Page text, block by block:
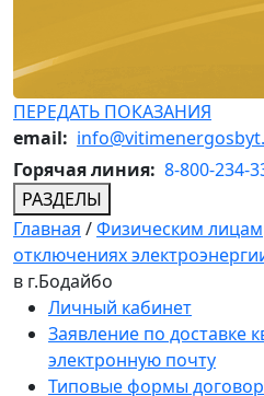
ПЕРЕДАТЬ ПОКАЗАНИЯ
email:
Горячая линия: 8-800-234-
РАЗДЕЛЫ
Главная /Физическим лицам
отключениях
в г.Бодайбо
Личный кабинет
Заявление по доставке
электронную почту
Типовые формы